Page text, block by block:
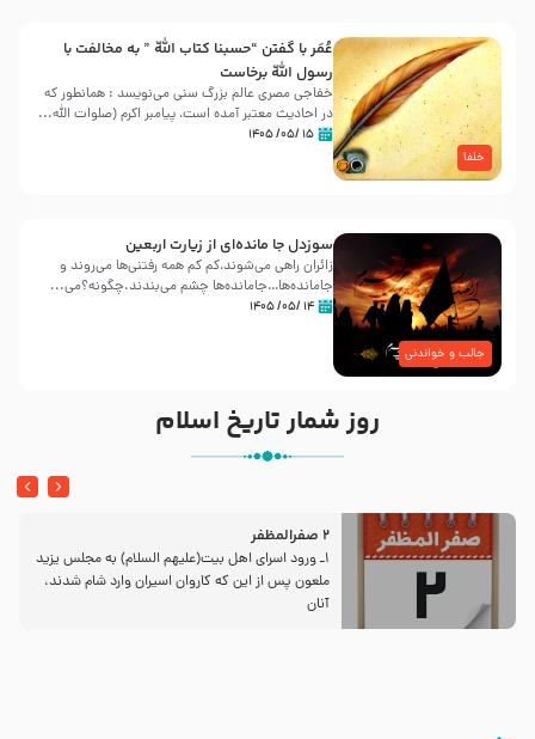
خلفا
عُمَر با گفتن “حسبنا كتاب اللّه ” به مخالفت با
رسول اللّه برخاست
خفاجی مصری عالم بزرگ سنی می‌نویسد : همانطور که
در احادیث معتبر آمده است، پیامبر اکرم (صلوات اللّه...
۱۵ /۰۵/ ۱۴۰۵
جالب و خواندنی
سوزدل جا مانده‌ای از زیارت اربعین
زائران راهی می‌شوند،کم‌ کم همه رفتنی‌ها می‌روند و
جامانده‌ها…جامانده‌ها چشم می‌بندند.چگونه؟می‌...
۱۴ /۰۵/ ۱۴۰۵
روز شمار تاریخ اسلام
2 صفرالمظفر
1ـ ورود اسراى اهل بیت‌(علیهم السلام) به مجلس یزید
ملعون پس از این كه كاروان اسیران وارد شام شدند،
آنان